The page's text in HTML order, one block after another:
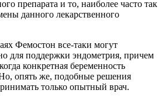
препарата и то, наиболее часто так
данного лекарственного
Фемостон все-таки могут
для поддержки эндометрия, причем
конкретная беременность
опять же, подобные решения
только опытный врач.